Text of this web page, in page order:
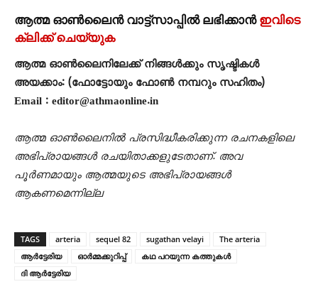
ആത്മ ഓൺലൈൻ വാട്ട്സാപ്പിൽ ലഭിക്കാൻ ഇവിടെ
ക്ലിക്ക് ചെയ്യുക
ആത്മ ഓൺലൈനിലേക്ക് നിങ്ങൾക്കും സൃഷ്ടികൾ
അയക്കാം: (ഫോട്ടോയും ഫോണ്‍ നമ്പറും സഹിതം)
Email : editor@athmaonline.in
ആത്മ ഓൺലൈനിൽ പ്രസിദ്ധീകരിക്കുന്ന രചനകളിലെ
അഭിപ്രായങ്ങൾ രചയിതാക്കളുടേതാണ്. അവ
പൂർണമായും ആത്മയുടെ അഭിപ്രായങ്ങൾ
ആകണമെന്നില്ല
TAGS arteria sequel 82 sugathan velayi
The arteria
ആർട്ടേരിയ
ഓർമ്മക്കുറിപ്പ്
കഥ പറയുന്ന കത്തുകൾ
ദി ആർട്ടേരിയ